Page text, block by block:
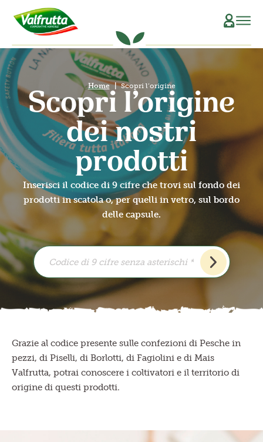
CHI SIAMO
Il Manifesto
La Filiera Produttiva
Le Persone
La Storia
Il Sociale
La Tracciabilità
SCOPRI L’ORIGINE
SOSTENIBILITÀ
PRODOTTI
Verdure e Legumi conservati
Conserve di pomodoro
Piatti pronti vegetali
Succhi di frutta
Frutta in pezzi
Linea BIO
Prodotti freschi
RICETTE
MAGAZINE
Home Scopri l’origine
Scopri l’origine
dei nostri
prodotti
Inserisci il codice di 9 cifre che trovi sul fondo dei
prodotti in scatola o, per quelli in vetro, sul bordo
delle capsule.
Grazie al codice presente sulle confezioni di Pesche in
pezzi, di Piselli, di Borlotti, di Fagiolini e di Mais
Valfrutta, potrai conoscere i coltivatori e il territorio di
origine di questi prodotti.